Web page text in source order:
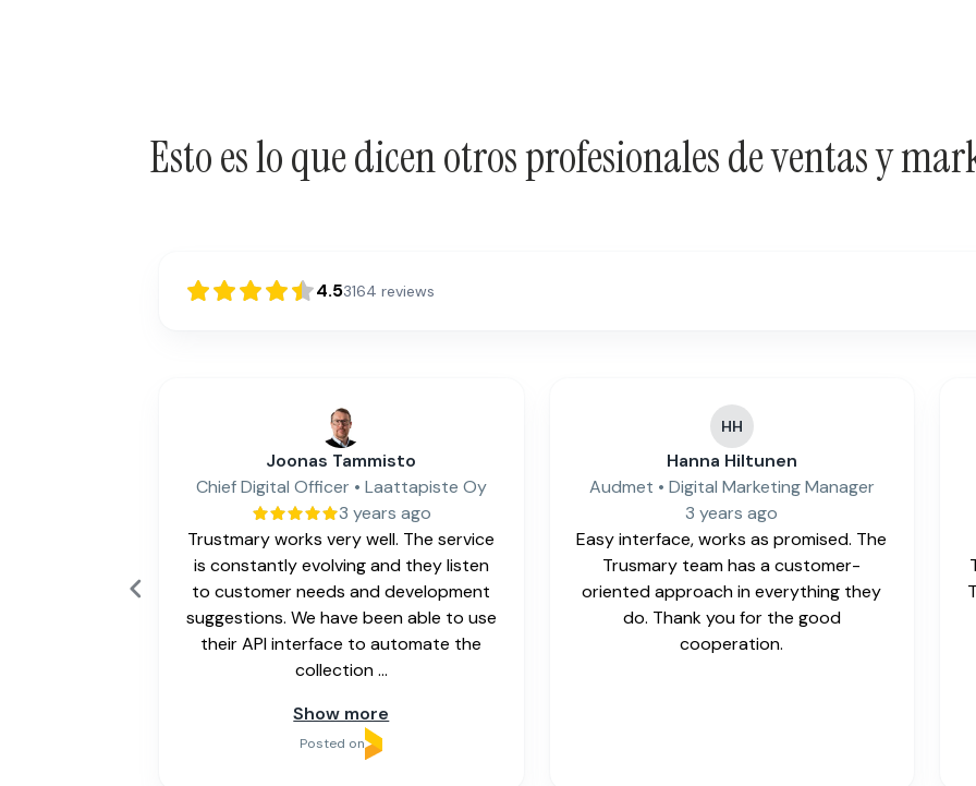
Esto es lo que dicen otros profesionales de ventas y
4.53164 reviews
Joonas Tammisto
Chief Digital Officer • Laattapiste Oy
3 years ago
Trustmary works very well. The service
is constantly evolving and they listen
to customer needs and development
suggestions. We have been able to use
their API interface to automate the
collection ...
Show more
Posted on
HH
Hanna Hiltunen
Audmet • Digital Marketing Manager
3 years ago
Easy interface, works as promised. The
Trusmary team has a customer-
oriented approach in everything they
do. Thank you for the good
cooperation.